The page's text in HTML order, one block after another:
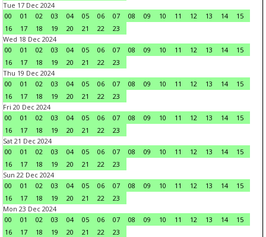
Tue 17 Dec 2024
00
01 02 03 04 05 06 07 08 09 10 11 12 13 14
15
16
17 18 19 20 21 22
23
Wed 18 Dec 2024
00
01 02 03 04 05 06 07 08 09 10 11 12 13 14
15
16
17 18 19 20 21 22
23
Thu 19 Dec 2024
00
01 02 03 04 05 06 07 08 09 10 11 12 13 14
15
16
17 18 19 20 21 22
23
Fri 20 Dec 2024
00
01 02 03 04 05 06 07 08 09 10 11 12 13 14
15
16
17 18 19 20 21 22
23
Sat 21 Dec 2024
00
01 02 03 04 05 06 07 08 09 10 11 12 13 14
15
16
17 18 19 20 21 22
23
Sun 22 Dec 2024
00
01 02 03 04 05 06 07 08 09 10 11 12 13 14
15
16
17 18 19 20 21 22
23
Mon 23 Dec 2024
00
01 02 03 04 05 06 07 08 09 10 11 12 13 14
15
16
17 18 19 20 21 22 23